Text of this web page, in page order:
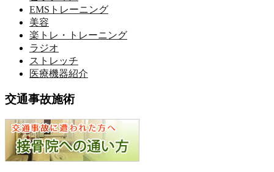
EMSトレーニング
美容
楽トレ・トレーニング
ラジオ
ストレッチ
医療機器紹介
交通事故施術